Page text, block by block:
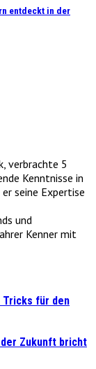
entdeckt in der
verbrachte 5
Kenntnisse in
seine Expertise
und
Kenner mit
Tricks für den
Zukunft bricht